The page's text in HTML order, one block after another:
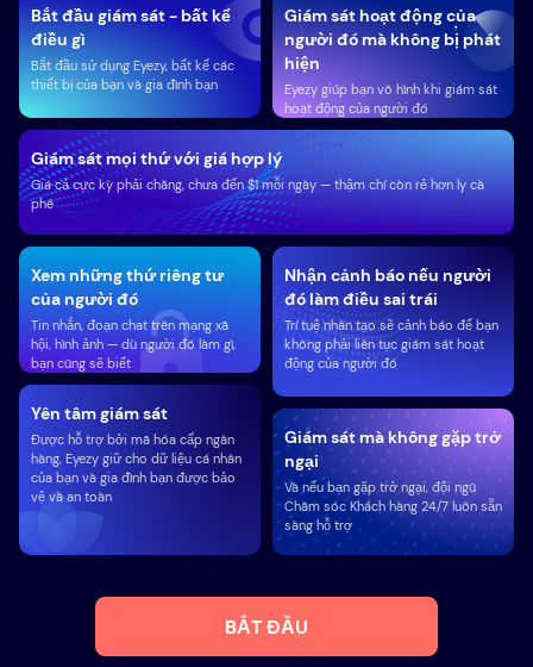
Bắt đầu giám sát - bất kể
điều gì
Bắt đầu sử dụng Eyezy, bất kể các
thiết bị của bạn và gia đình bạn
Giám sát hoạt động của
người đó mà không bị phát
hiện
Eyezy giúp bạn vô hình khi giám sát
hoạt động của người đó
Yên tâm giám sát
Được hỗ trợ bởi mã hóa cấp ngân
hàng, Eyezy giữ cho dữ liệu cá nhân
của bạn và gia đình bạn được bảo
vệ và an toàn
Xem những thứ riêng tư
của người đó
Tin nhắn, đoạn chat trên mạng xã
hội, hình ảnh — dù người đó làm gì,
bạn cũng sẽ biết
Giám sát mọi thứ với giá hợp lý
Giá cả cực kỳ phải chăng, chưa đến $1 mỗi ngày — thậm chí còn rẻ hơn ly cà
phê
Nhận cảnh báo nếu người
đó làm điều sai trái
Trí tuệ nhân tạo sẽ cảnh báo để bạn
không phải liên tục giám sát hoạt
động của người đó
Giám sát mà không gặp trở
ngại
Và nếu bạn gặp trở ngại, đội ngũ
Chăm sóc Khách hàng 24/7 luôn sẵn
sàng hỗ trợ
BẮT ĐẦU